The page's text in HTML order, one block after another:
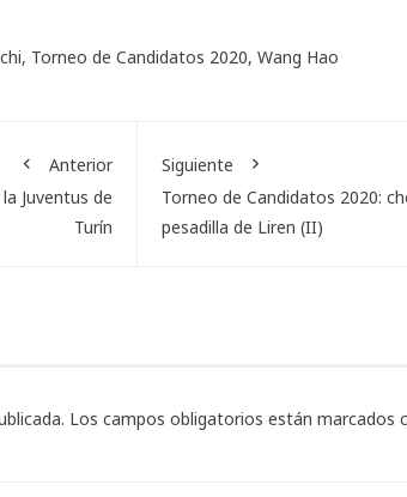
, Torneo de Candidatos 2020, Wang Hao
Anterior
Juventus de
Turín
Siguiente
Torneo de Candidatos 2020:
pesadilla de Liren (II)
Los campos obligatorios están marcados